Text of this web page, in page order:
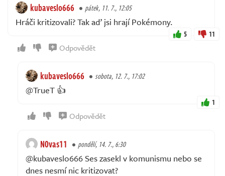
kubaveslo666 pátek, 11. 7., 12:05
Hráči kritizovali? Tak aď jsi hrají Pokémony.
5 11
Odpovědět
kubaveslo666 sobota, 12. 7., 17:02
@TrueT 👍
1
Odpovědět
N0vas11 pondělí, 14. 7., 6:30
@kubaveslo666 Ses zasekl v komunismu nebo se
dnes nesmí nic kritizovat?